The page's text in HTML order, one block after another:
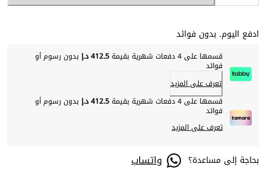
ادفع اليوم. بدون فوائد
قسمها على 4 دفعات شهرية بقيمة 412.5 د.إ بدون رسوم أو
فوائد
تعرف على المزيد
قسمها على 4 دفعات شهرية بقيمة
412.5 د.إ بدون رسوم أو
فوائد
تعرف على المزيد
بحاجة إلى مساعدة؟ واتساب